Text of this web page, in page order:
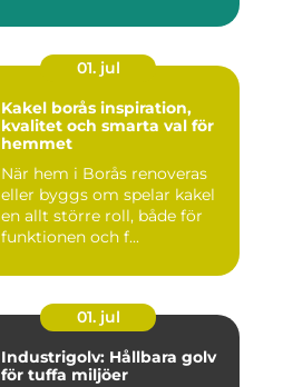
01. jul
Kakel borås inspiration,
kvalitet och smarta val för
hemmet
När hem i Borås renoveras
eller byggs om spelar kakel
en allt större roll, både för
funktionen och f...
01. jul
Industrigolv: Hållbara golv
för tuffa miljöer